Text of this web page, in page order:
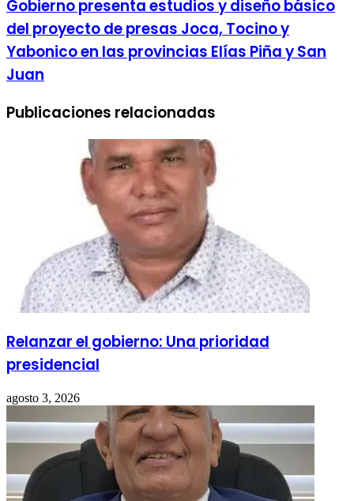
Gobierno presenta estudios y diseño básico
del proyecto de presas Joca, Tocino y
Yabonico en las provincias Elías Piña y San
Juan
Publicaciones relacionadas
Relanzar el gobierno: Una prioridad
presidencial
agosto 3, 2026